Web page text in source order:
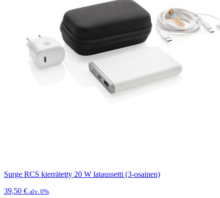
Surge RCS kierrätetty 20 W lataussetti (3-osainen)
39,50 € alv. 0%